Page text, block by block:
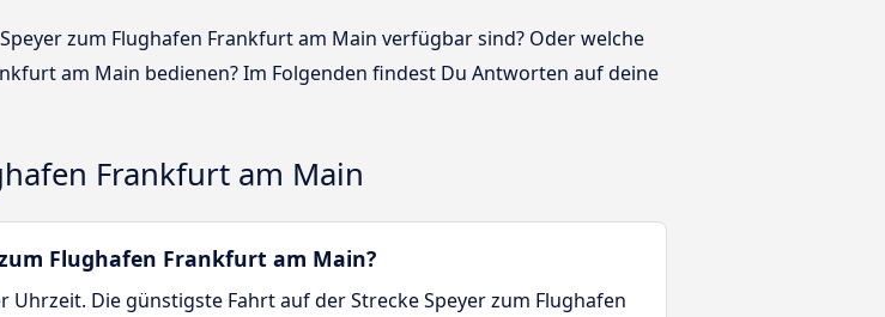
zum Flughafen Frankfurt am Main verfügbar sind? Oder welche
am Main bedienen? Im Folgenden findest Du Antworten auf deine
Frankfurt am Main
Flughafen Frankfurt am Main?
Die günstigste Fahrt auf der Strecke Speyer zum Flughafen